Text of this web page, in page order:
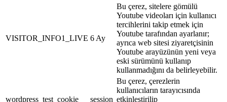
VISITOR_INFO1_LIVE 6 Ay
Bu çerez, sitelere gömülü
Youtube videoları için kullanıcı
tercihlerini takip etmek için
Youtube tarafından ayarlanır;
ayrıca web sitesi ziyaretçisinin
Youtube arayüzünün yeni veya
eski sürümünü kullanıp
kullanmadığını da belirleyebilir.
wordpress_test_cookie session
Bu çerez, çerezlerin
kullanıcıların tarayıcısında
etkinleştirilip